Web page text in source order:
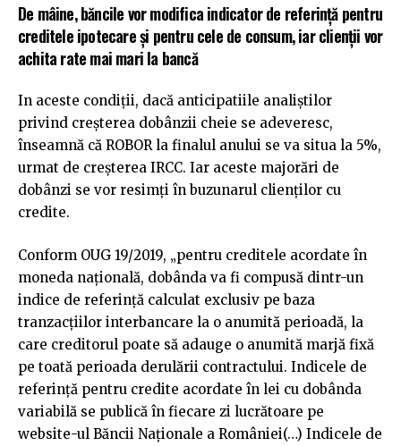
De mâine, băncile vor modifica indicator de referinţă pentru
creditele ipotecare şi pentru cele de consum, iar clienții vor
achita rate mai mari la bancă
In aceste condiții, dacă anticipatiile analiștilor
privind creșterea dobânzii cheie se adeveresc,
înseamnă că ROBOR la finalul anului se va situa la 5%,
urmat de creșterea IRCC. Iar aceste majorări de
dobânzi se vor resimți în buzunarul clienților cu
credite.
Conform OUG 19/2019, „pentru creditele acordate în
moneda naţională, dobânda va fi compusă dintr-un
indice de referinţă calculat exclusiv pe baza
tranzacţiilor interbancare la o anumită perioadă, la
care creditorul poate să adauge o anumită marjă fixă
pe toată perioada derulării contractului. Indicele de
referinţă pentru credite acordate în lei cu dobânda
variabilă se publică în fiecare zi lucrătoare pe
website-ul Băncii Naţionale a României(…) Indicele de